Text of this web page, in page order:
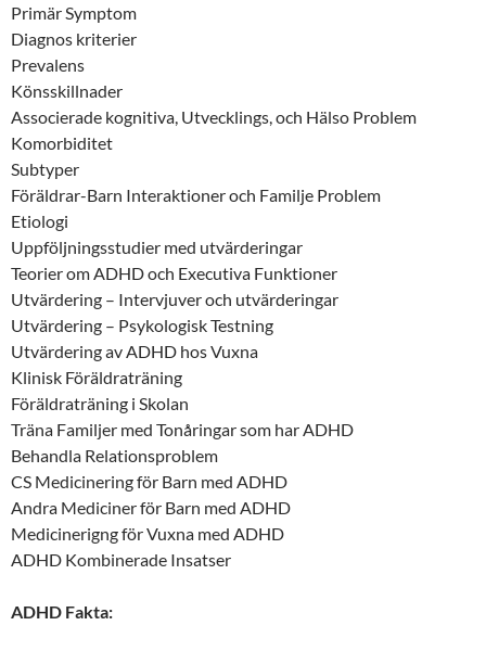
Primär Symptom
Diagnos kriterier
Prevalens
Könsskillnader
Associerade kognitiva, Utvecklings, och Hälso Problem
Komorbiditet
Subtyper
Föräldrar-Barn Interaktioner och Familje Problem
Etiologi
Uppföljningsstudier med utvärderingar
Teorier om ADHD och Executiva Funktioner
Utvärdering – Intervjuver och utvärderingar
Utvärdering – Psykologisk Testning
Utvärdering av ADHD hos Vuxna
Klinisk Föräldraträning
Föräldraträning i Skolan
Träna Familjer med Tonåringar som har ADHD
Behandla Relationsproblem
CS Medicinering för Barn med ADHD
Andra Mediciner för Barn med ADHD
Medicinerigng för Vuxna med ADHD
ADHD Kombinerade Insatser
ADHD Fakta: